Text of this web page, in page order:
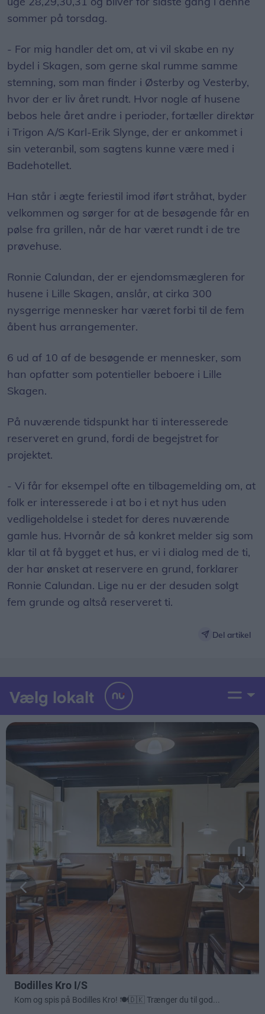
bydel i Skagen, som gerne skal rumme samme
stemning, som man finder i Østerby og Vesterby,
hvor der er liv året rundt. Hvor nogle af husene
bebos hele året andre i perioder, fortæller direktør
i Trigon A/S Karl-Erik Slynge, der er ankommet i
sin veteranbil, som sagtens kunne være med i
Badehotellet.
Han står i ægte feriestil imod iført stråhat, byder
velkommen og sørger for at de besøgende får en
pølse fra grillen, når de har været rundt i de tre
prøvehuse.
Ronnie Calundan, der er ejendomsmægleren for
husene i Lille Skagen, anslår, at cirka 300
nysgerrige mennesker har været forbi til de fem
åbent hus arrangementer.
6 ud af 10 af de besøgende er mennesker, som
han opfatter som potentieller beboere i Lille
Skagen.
På nuværende tidspunkt har ti interesserede
reserveret en grund, fordi de begejstret for
projektet.
- Vi får for eksempel ofte en tilbagemelding om, at
folk er interesserede i at bo i et nyt hus uden
vedligeholdelse i stedet for deres nuværende
gamle hus. Hvornår de så konkret melder sig som
klar til at få bygget et hus, er vi i dialog med de ti,
der har ønsket at reservere en grund, forklarer
Ronnie Calundan. Lige nu er der desuden solgt
fem grunde og altså reserveret ti.
Annonceret indhold